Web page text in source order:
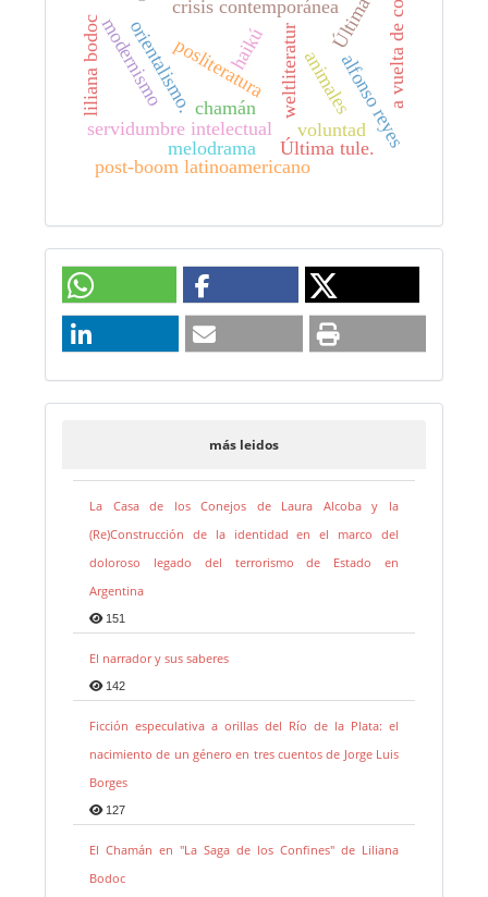
servidumbre intelectual voluntad
posliteratura weltliteratur
crisis contemporánea
alfonso reyes
a vuelta de correo
Última tule.
orientalismo. animales
haikú
modernismo
liliana bodoc chamán
post-boom latinoamericano
melodrama
más leidos
La Casa de los Conejos de Laura Alcoba y la
(Re)Construcción de la identidad en el marco del
doloroso legado del terrorismo de Estado en
Argentina
151
El narrador y sus saberes
142
Ficción especulativa a orillas del Río de la Plata: el
nacimiento de un género en tres cuentos de Jorge Luis
Borges
127
El Chamán en "La Saga de los Confines" de Liliana
Bodoc